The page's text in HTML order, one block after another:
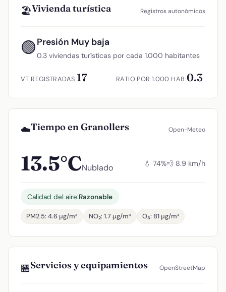
🏖️Vivienda turística Registros autonómicos
🟢Presión Muy baja
0.3 viviendas turísticas por cada 1.000 habitantes
VT REGISTRADAS 17 RATIO POR 1.000 HAB 0.3
☁️Tiempo en Granollers Open-Meteo
13.5°CNublado 💧 74%💨 8.9 km/h
Calidad del aire:Razonable
PM2.5: 4.6 µg/m³ NO₂: 1.7 µg/m³ O₃: 81 µg/m³
🏪Servicios y equipamientos OpenStreetMap